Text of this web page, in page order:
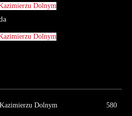
Dolnym
Dolnym
Dolnym 580